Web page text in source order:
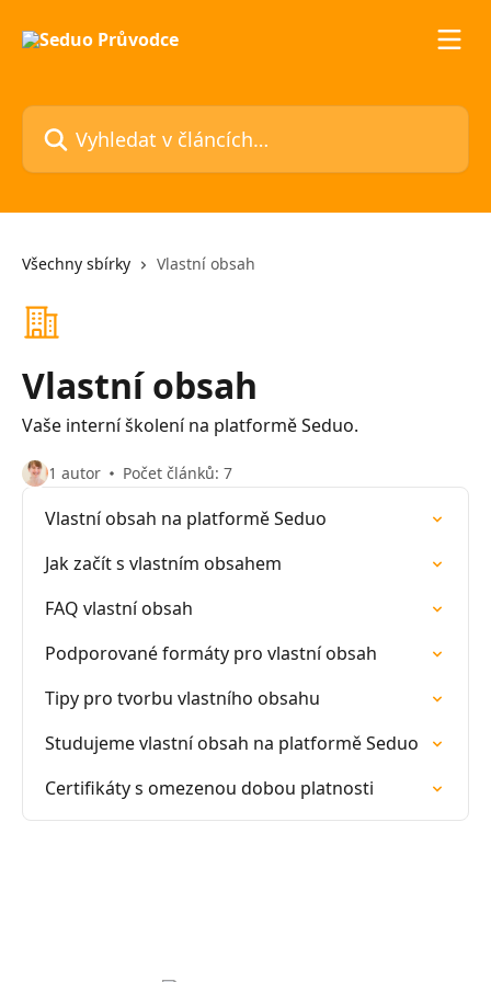
Vyhledat v článcích…
Všechny sbírky Vlastní obsah
Vlastní obsah
Vaše interní školení na platformě Seduo.
1 autor Počet článků: 7
Vlastní obsah na platformě Seduo
Jak začít s vlastním obsahem
FAQ vlastní obsah
Podporované formáty pro vlastní obsah
Tipy pro tvorbu vlastního obsahu
Studujeme vlastní obsah na platformě Seduo
Certifikáty s omezenou dobou platnosti